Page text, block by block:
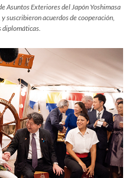
Asuntos Exteriores del Japón Yoshimasa
suscribieron acuerdos de cooperación,